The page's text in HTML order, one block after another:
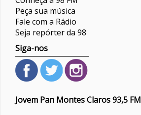
Peça sua música
Fale com a Rádio
Seja repórter da 98
Siga-nos
Jovem Pan Montes Claros 93,5 FM